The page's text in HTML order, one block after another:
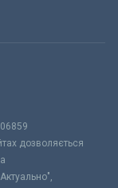
дозволяється